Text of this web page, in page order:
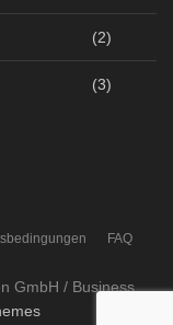
(2)
(3)
FAQ
GmbH / Business